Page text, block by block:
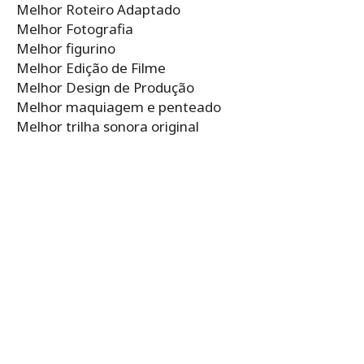
Melhor Roteiro Adaptado
Melhor Fotografia
Melhor figurino
Melhor Edição de Filme
Melhor Design de Produção
Melhor maquiagem e penteado
Melhor trilha sonora original